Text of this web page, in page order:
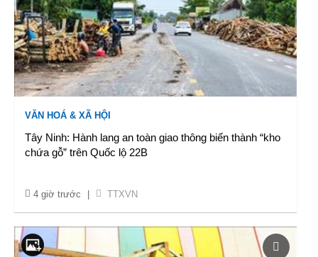
VĂN HOÁ & XÃ HỘI
Tây Ninh: Hành lang an toàn giao thông biến thành “kho
chứa gỗ” trên Quốc lộ 22B
4 giờ trước TTXVN